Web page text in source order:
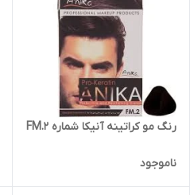
رنگ مو کراتینه آنیکا شماره FM.2
ناموجود